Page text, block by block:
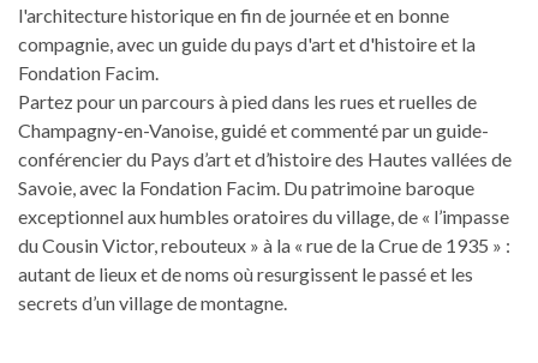
l'architecture historique en fin de journée et en bonne
compagnie, avec un guide du pays d'art et d'histoire et la
Fondation Facim.
Partez pour un parcours à pied dans les rues et ruelles de
Champagny-en-Vanoise, guidé et commenté par un guide-
conférencier du Pays d’art et d’histoire des Hautes vallées de
Savoie, avec la Fondation Facim. Du patrimoine baroque
exceptionnel aux humbles oratoires du village, de « l’impasse
du Cousin Victor, rebouteux » à la « rue de la Crue de 1935 » :
autant de lieux et de noms où resurgissent le passé et les
secrets d’un village de montagne.